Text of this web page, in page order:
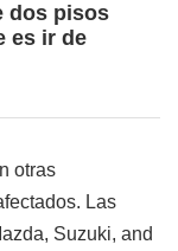
dos pisos
es ir de
otras
Las
Suzuki, and